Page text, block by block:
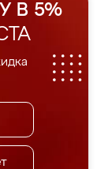
В 5%